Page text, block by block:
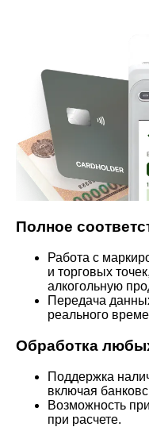
Полное
Работа с
и торговых
алкогольную
Передача
реального
Обработка
Поддержка
включая
Возможность
при расчете.